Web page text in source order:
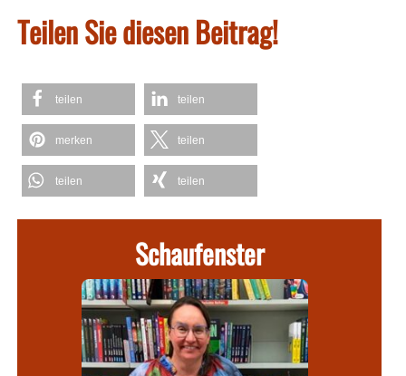
Teilen Sie diesen Beitrag!
teilen teilen
merken teilen
teilen teilen
Schaufenster